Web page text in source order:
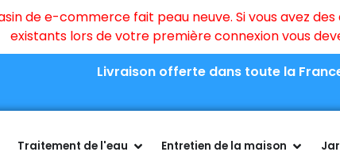
de e-commerce fait peau neuve. Si vous avez
existants lors de votre première connexion vous
Livraison offerte dans toute la
Traitement de l'eau Entretien de la maison